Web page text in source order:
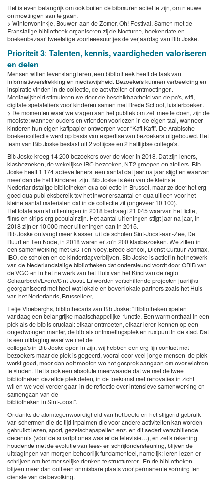
Het is even belangrijk om ook buiten de bibmuren actief te zijn, om nieuwe
ontmoetingen aan te gaan.
> Winterwoninkje, Bouwen aan de Zomer, Oh! Festival. Samen met de
Franstalige bibliotheek organiseren zij de Nocturne, boekendate en
boekenbazaar, tweetalige voorleeesuurtjes de verjaardag van Bib Joske.
Prioriteit 3: Talenten, kennis, vaardigheden valoriseren
en delen
Mensen willen levenslang leren, een bibliotheek heeft de taak van
informatieverstrekking en mediawijsheid. Bezoekers kunnen verbeelding en
inspiratie vinden in de collectie, de activiteiten of ontmoetingen.
Mediawijsheid stimuleren we door de beschikbaarheid van de pc's, wifi,
digitale spelateliers voor kinderen samen met Brede School, luisterboeken.
> De momenten waar we vragen aan het publiek om zelf mee te doen, zijn de
mooiste: wanneer ouders en vrienden voorlezen in de eigen taal, wanneer
kinderen hun eigen kaftpapier ontwerpen voor “Kaft Kaft”. De Arabische
boekencollectie werd op basis van expertise van bezoekers uitgebouwd. Het
team van Bib Joske bestaat uit 2 voltijdse en 2 halftijdse collega's.
Bib Joske kreeg 14 200 bezoekers over de vloer in 2018. Dat zijn leners,
klasbezoeken, de wekelijkse IBO bezoeken, NT2 groepen en ateliers. Bib
Joske heeft 1 174 actieve leners, een aantal dat jaar na jaar stijgt en waarvan
meer dan de helft kinderen zijn. Bib Joske is één van de kleinste
Nederlandstalige bibliotheken qua collectie in Brussel, maar ze doet het erg
goed qua publieksbereik tov het inwonersaantal en qua uitleen voor het
kleine aantal materialen dat in de collectie zit (ongeveer 10 100).
Het totale aantal uitleningen in 2018 bedraagt 21 045 waarvan het fictie,
films en strips erg populair zijn. Het aantal uitleningen stijgt jaar na jaar, in
2018 zijn er 10 000 meer uitleningen dan in 2015.
Bib Joske ontvangt meer klassen uit de scholen Sint-Joost-aan-Zee, De
Buurt en Ten Node, in 2018 waren er zo'n 200 klasbezoeken. We zitten in
een samenwerking met GC Ten Noey, Brede School, Dienst Cultuur, Aximax,
IBO, de scholen en de kinderdagverblijven. Bib Joske is actief in het netwerk
van de Nederlandstalige bibliotheken dat ondersteund wordt door OBiB van
de VGC en in het netwerk van het Huis van het Kind van de regio
Schaarbeek/Evere/Sint-Joost. Er worden verschillende projecten jaarlijks
georganiseerd met heel wat lokale en bovenlokale partners zoals het Huis
van het Nederlands, Brusselleer, …
Eefje Vloeberghs, bibliothecaris van Bib Joske: “Bibliotheken spelen
vandaag een belangrijke maatschappelijke functie. Een warm onthaal in een
plek als de bib is cruciaal: elkaar ontmoeten, elkaar leren kennen op een
ongedwongen manier, de bib als ontmoetingsplek en rustpunt in de stad. Dat
is een uitdaging waar we met de
collega's in Bib Joske open in zijn, wij hebben een erg fijn contact met
bezoekers maar de plek is gegeerd, vooral door veel jonge mensen, de plek
werkt goed, meer dan ooit moeten we het gesprek aangaan om evenwichten
te vinden. Het is ook een absolute meerwaarde dat we met de twee
bibliotheken dezelfde plek delen, in de toekomst met renovaties in zicht
willen we veel verder gaan in de reflectie over intensieve samenwerking en
samengaan van de
bibliotheken in Sint-Joost”.
Ondanks de alomtegenwoordigheid van het beeld en het stijgend gebruik
van schermen die de tijd inpalmen die voor andere activiteiten kan worden
gebruikt: lezen, sport, gezelschapspellen enz. en dit sedert verschillende
decennia (vóor de smartphones was er de televisie…), en zelfs rekening
houdende met de evolutie van lees- en schrijfondersteuning, blijven de
uitdagingen van morgen behoorlijk fundamenteel, namelijk: leren lezen en
schrijven om het menselijke denken te structureren. En de bibliotheken
blijven meer dan ooit een onmisbare plaats voor permanente vorming ten
dienste van de bevolking.